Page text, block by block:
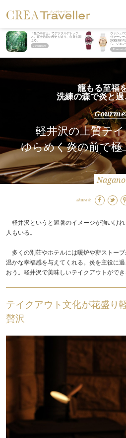
「星のや富士」でデジタルデトック
ス。冨士信仰の歴史を辿り、心身を調
える。
ヴァシュロ
ヴァーシー
旅愛好家の
ら、ジェン
籠もる至福
洗練の森で炎と
軽井沢の上質テ
ゆらめく炎の前で
Nagano
Share it
軽井沢というと避暑のイメージが強いけ
人もいる。
多くの別荘やホテルには暖炉や薪ストー
温かな幸福感を与えてくれる。炎を主役に
おう。軽井沢で美味しいテイクアウトができ
テイクアウト文化が花盛り
贅沢